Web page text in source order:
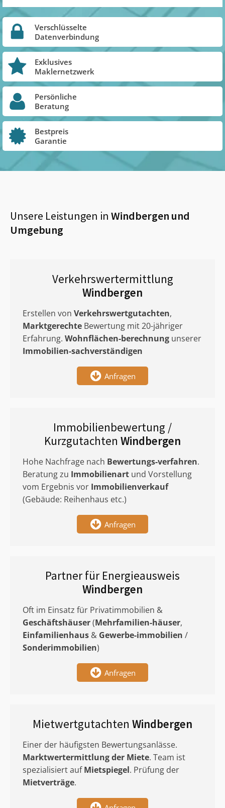
Verschlüsselte
Datenverbindung
Exklusives
Maklernetzwerk
Persönliche
Beratung
Bestpreis
Garantie
Unsere Leistungen in Windbergen und
Umgebung
Verkehrswertermittlung
Windbergen
Erstellen von Verkehrswertgutachten,
Marktgerechte Bewertung mit 20-jähriger
Erfahrung. Wohnflächen-berechnung unserer
Immobilien-sachverständigen
Anfragen
Immobilienbewertung /
Kurzgutachten Windbergen
Hohe Nachfrage nach Bewertungs-verfahren.
Beratung zu Immobilienart und Vorstellung
vom Ergebnis vor Immobilienverkauf
(Gebäude: Reihenhaus etc.)
Anfragen
Partner für Energieausweis
Windbergen
Oft im Einsatz für Privatimmobilien &
Geschäftshäuser(Mehrfamilien-häuser,
Einfamilienhaus & Gewerbe-immobilien /
Sonderimmobilien)
Anfragen
Mietwertgutachten Windbergen
Einer der häufigsten Bewertungsanlässe.
Marktwertermittlungder Miete. Team ist
spezialisiert aufMietspiegel. Prüfung der
Mietverträge.